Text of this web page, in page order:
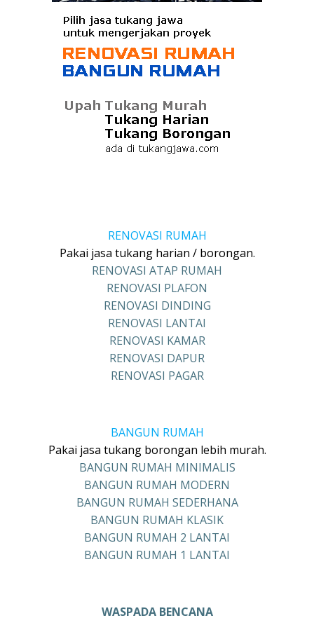
RENOVASI RUMAH
Pakai jasa tukang harian / borongan.
RENOVASI ATAP RUMAH
RENOVASI PLAFON
RENOVASI DINDING
RENOVASI LANTAI
RENOVASI KAMAR
RENOVASI DAPUR
RENOVASI PAGAR
BANGUN RUMAH
Pakai jasa tukang borongan lebih murah.
BANGUN RUMAH MINIMALIS
BANGUN RUMAH MODERN
BANGUN RUMAH SEDERHANA
BANGUN RUMAH KLASIK
BANGUN RUMAH 2 LANTAI
BANGUN RUMAH 1 LANTAI
WASPADA BENCANA